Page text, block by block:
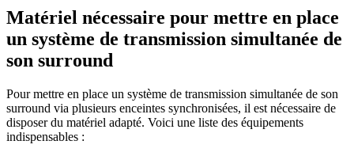
Matériel nécessaire pour mettre en place
un système de transmission simultanée de
son surround
Pour mettre en place un système de transmission simultanée de son
surround via plusieurs enceintes synchronisées, il est nécessaire de
disposer du matériel adapté. Voici une liste des équipements
indispensables :